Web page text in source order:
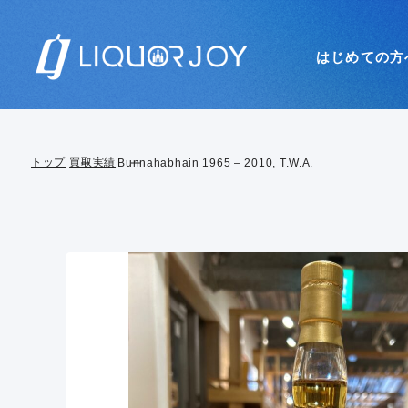
はじめての方
トップ 買取実績 Bunnahabhain 1965 – 2010, T.W.A.